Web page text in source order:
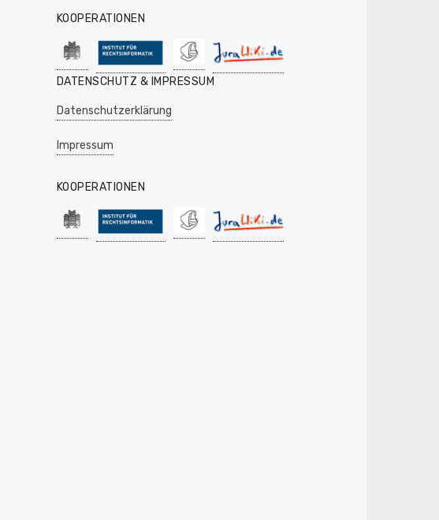
KOOPERATIONEN
DATENSCHUTZ & IMPRESSUM
Datenschutzerklärung
Impressum
KOOPERATIONEN